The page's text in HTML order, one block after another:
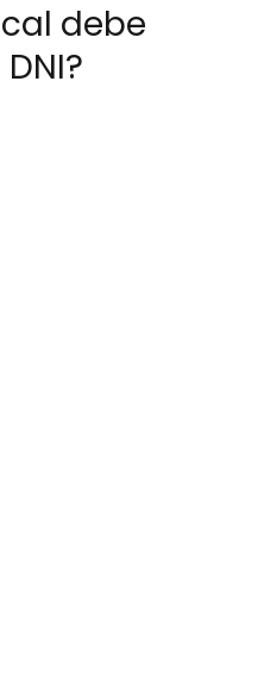
debe